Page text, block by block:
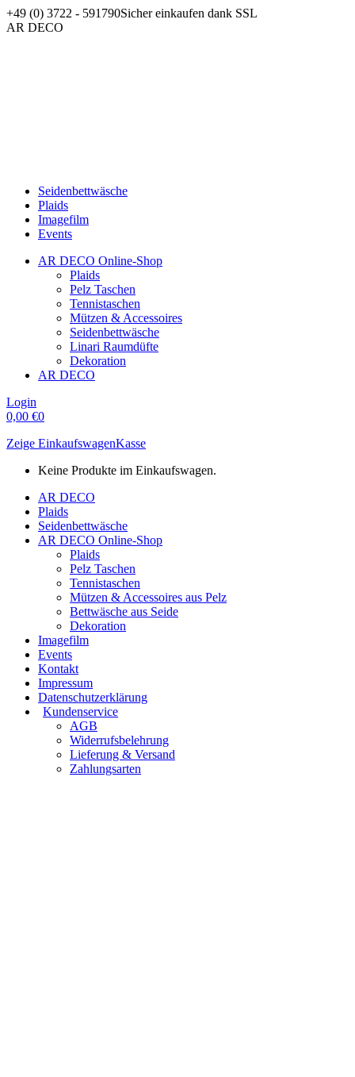
Zum
Inhalt
+49 (0) 3722 - 591790Sicher einkaufen dank SSL
Facebook
AR DECO
Seidenbettwäsche
Plaids
Imagefilm
Events
AR DECO Online-Shop
Plaids
Pelz Taschen
Tennistaschen
Mützen & Accessoires
Seidenbettwäsche
Linari Raumdüfte
Dekoration
AR DECO
Login
0,00 €0
Zeige EinkaufswagenKasse
Keine Produkte im Einkaufswagen.
AR DECO
Plaids
Seidenbettwäsche
AR DECO Online-Shop
Plaids
Pelz Taschen
Tennistaschen
Mützen & Accessoires aus Pelz
Bettwäsche aus Seide
Dekoration
Imagefilm
Events
Kontakt
Impressum
Datenschutzerklärung
Kundenservice
AGB
Widerrufsbelehrung
Lieferung & Versand
Zahlungsarten